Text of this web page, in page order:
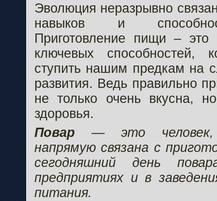
Эволюция неразрывно
навыков и
Приготовление пищи –
ключевых способностей,
ступить нашим предкам на
развития. Ведь правильно
не только очень вкусна,
здоровья.
Повар — это человек,
напрямую связана с
сегодняшний день
предприятиях и в
питания.